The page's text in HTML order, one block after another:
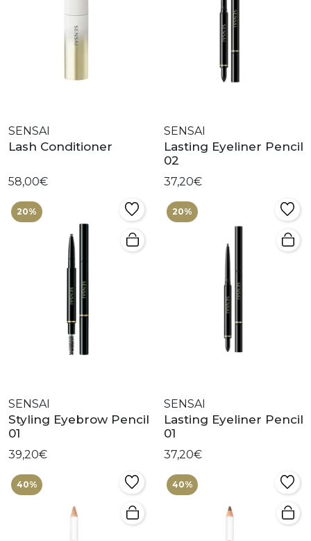
SENSAI
Lash Conditioner
58,00€
SENSAI
Lasting Eyeliner Pencil
02
37,20€
20%
SENSAI
Styling Eyebrow Pencil
01
39,20€
20%
SENSAI
Lasting Eyeliner Pencil
01
37,20€
40% 40%